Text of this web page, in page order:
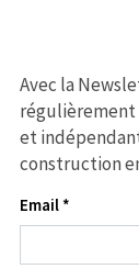
Avec la
et
construction
Email *